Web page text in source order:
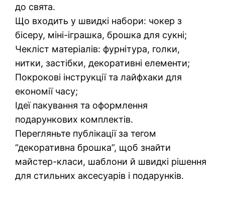
до свята.
Що входить у швидкі набори: чокер з
бісеру, міні-іграшка, брошка для сукні;
Чекліст матеріалів: фурнітура, голки,
нитки, застібки, декоративні елементи;
Покрокові інструкції та лайфхаки для
економії часу;
Ідеї пакування та оформлення
подарункових комплектів.
Перегляньте публікації за тегом
“декоративна брошка”, щоб знайти
майстер-класи, шаблони й швидкі рішення
для стильних аксесуарів і подарунків.